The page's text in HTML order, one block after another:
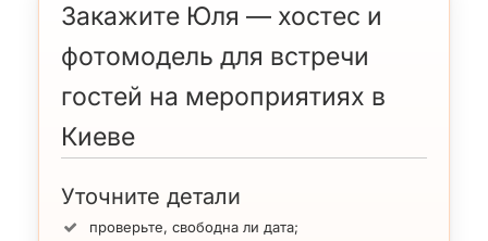
Закажите Юля — хостес и
фотомодель для встречи
гостей на мероприятиях в
Киеве
Уточните детали
проверьте, свободна ли дата;